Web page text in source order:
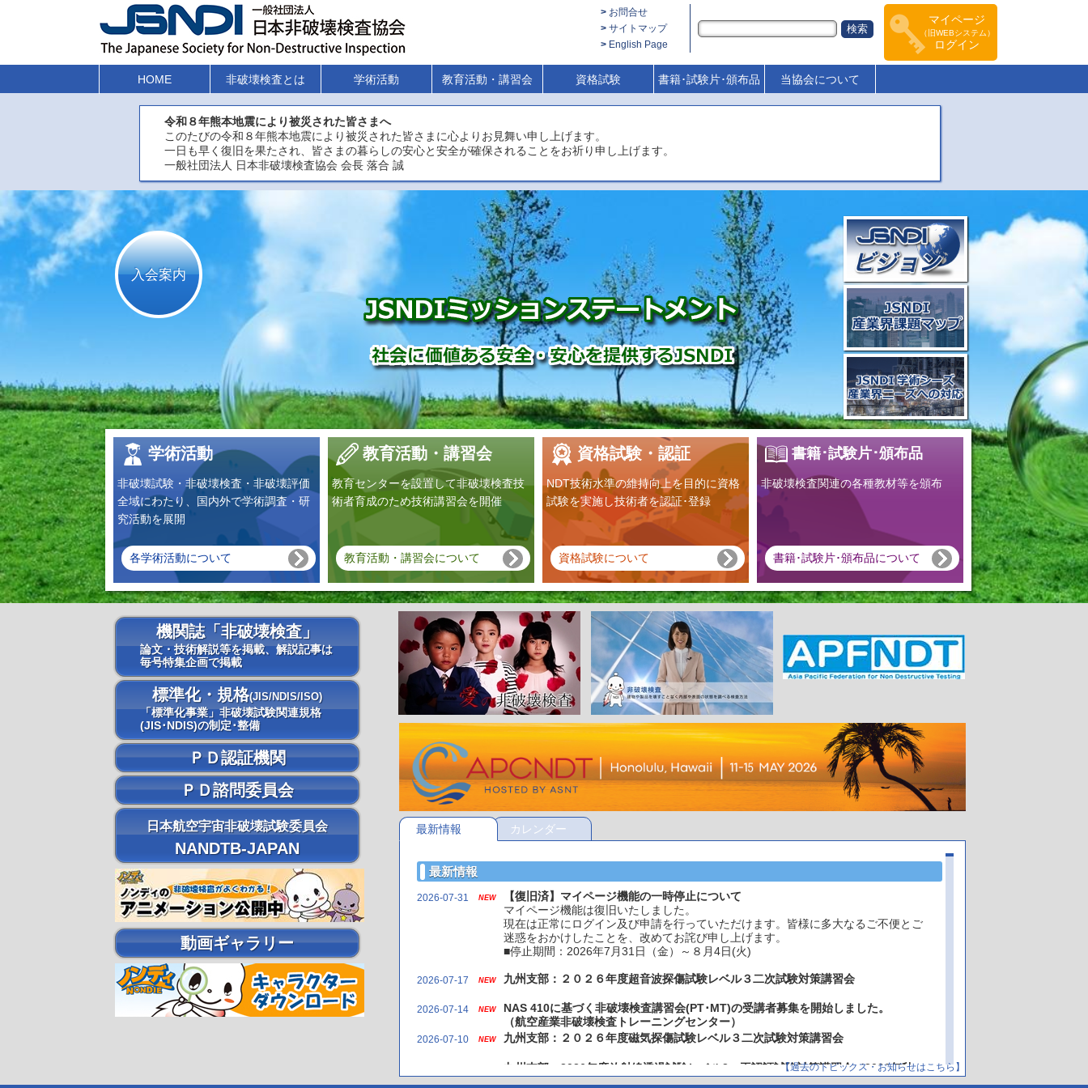
お問合せ
サイトマップ
English Page
マイページ
（旧WEBシステム）
ログイン
HOME 非破壊検査とは 学術活動 教育活動・講習会 資格試験 書籍･試験片･頒布品 当協会について
令和８年熊本地震により被災された皆さまへ
このたびの令和８年熊本地震により被災された皆さまに心よりお見舞い申し上げます。
一日も早く復旧を果たされ、皆さまの暮らしの安心と安全が確保されることをお祈り申し上げます。
一般社団法人 日本非破壊検査協会 会長 落合 誠
入会案内
学術活動
非破壊試験・非破壊検査・非破壊評価
全域にわたり、国内外で学術調査・研
究活動を展開
各学術活動について
教育活動・講習会
教育センターを設置して非破壊検査技
術者育成のため技術講習会を開催
教育活動・講習会について
資格試験・認証
NDT技術水準の維持向上を目的に資格
試験を実施し技術者を認証･登録
資格試験について
書籍･試験片･頒布品
非破壊検査関連の各種教材等を頒布
書籍･試験片･頒布品について
機関誌「非破壊検査」
論文・技術解説等を掲載、解説記事は
毎号特集企画で掲載
標準化・規格(JIS/NDIS/ISO)
「標準化事業」非破壊試験関連規格
(JIS･NDIS)の制定･整備
ＰＤ認証機関
ＰＤ諮問委員会
日本航空宇宙非破壊試験委員会
NANDTB-JAPAN
動画ギャラリー
最新情報 カレンダー
最新情報
2026-07-31 NEW
【復旧済】マイページ機能の一時停止について
マイページ機能は復旧いたしました。
現在は正常にログイン及び申請を行っていただけます。皆様に多大なるご不便とご
迷惑をおかけしたことを、改めてお詫び申し上げます。
■停止期間：2026年7月31日（金）～８月4日(火)
2026-07-17 NEW 九州支部：２０２６年度超音波探傷試験レベル３二次試験対策講習会
2026-07-14 NEW
NAS 410に基づく非破壊検査講習会(PT･MT)の受講者募集を開始しました。
（航空産業非破壊検査トレーニングセンター）
2026-07-10 NEW 九州支部：２０２６年度磁気探傷試験レベル３二次試験対策講習会
九州支部：2026年度放射線透過試験レベル2・再認証試験対策講習会（2026年秋
【過去のトピックス・お知らせはこちら】